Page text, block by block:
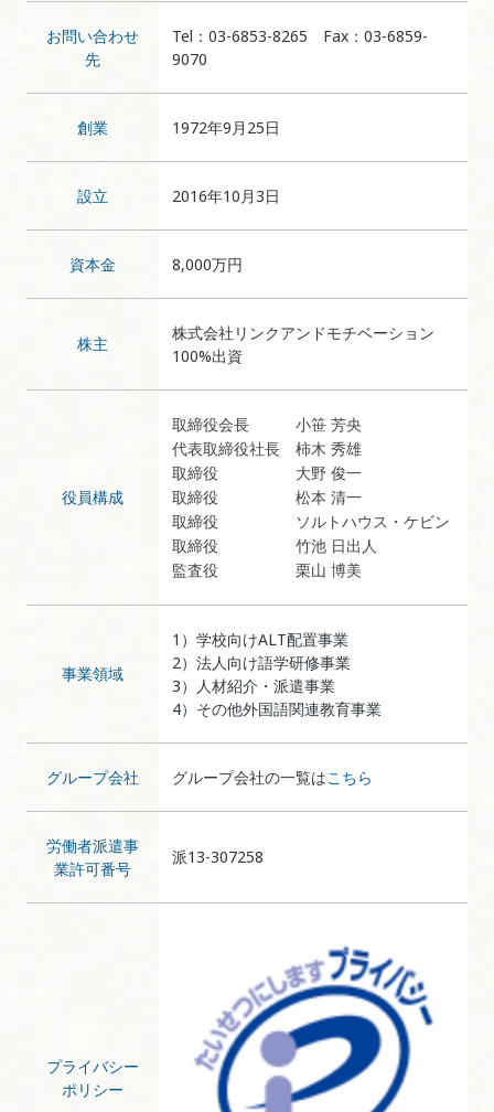
お問い合わせ
先
Tel：03-6853-8265 Fax：03-6859-
9070
創業 1972年9月25日
設立 2016年10月3日
資本金 8,000万円
株主
株式会社リンクアンドモチベーション
100%出資
役員構成
取締役会長
小笹 芳央
代表取締役社長
柿木 秀雄
取締役
大野 俊一
取締役
松本 清一
取締役
ソルトハウス・ケビン
取締役
竹池 日出人
監査役
栗山 博美
事業領域
1）学校向けALT配置事業
2）法人向け語学研修事業
3）人材紹介・派遣事業
4）その他外国語関連教育事業
グループ会社 グループ会社の一覧はこちら
労働者派遣事
業許可番号
派13-307258
プライバシー
ポリシー